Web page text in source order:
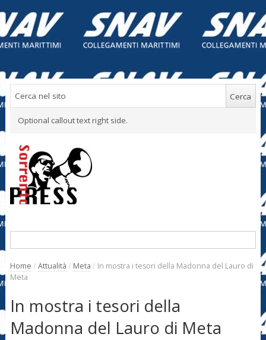
Optional callout text right side.
Home / Attualità / Meta / In mostra i tesori della Madonna del Lauro di
Meta
In mostra i tesori della
Madonna del Lauro di Meta